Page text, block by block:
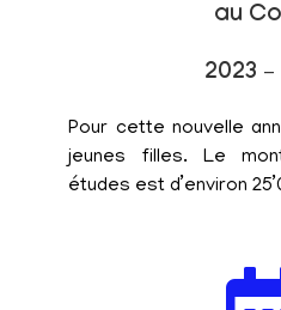
au
2023
Pour cette nouvelle
jeunes filles. Le
études est d’environ